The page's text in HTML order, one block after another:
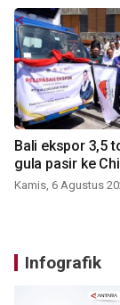
Bali ekspor 3,5
gula pasir ke
Kamis, 6 Agustus
Infografik